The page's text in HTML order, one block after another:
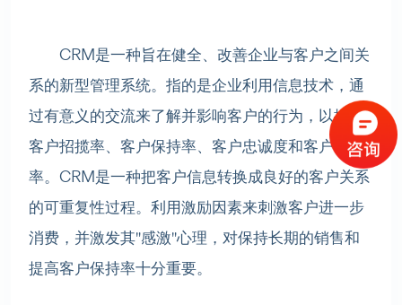
CRM是一种旨在健全、改善企业与客户之间关
系的新型管理系统。指的是企业利用信息技术，通
过有意义的交流来了解并影响客户的行为，以提高
客户招揽率、客户保持率、客户忠诚度和客户收益
率。CRM是一种把客户信息转换成良好的客户关系
的可重复性过程。利用激励因素来刺激客户进一步
消费，并激发其"感激"心理，对保持长期的销售和
提高客户保持率十分重要。